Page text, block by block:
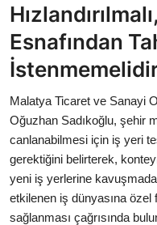
Mülki İdare
Toplum ve Yaşam
Sivil Toplum Kuruluşları
Kamu Kurumları ve Üst
Resmi Reklamlar
Esnafından
Malatya Ticaret ve Sanayi
Oğuzhan Sadıkoğlu, şehir
canlanabilmesi için iş yeri
gerektiğini belirterek,
yeni iş yerlerine
etkilenen iş dünyasına
sağlanması çağrısında